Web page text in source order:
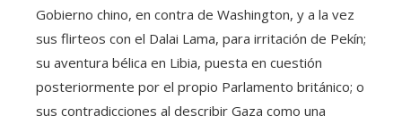
Gobierno chino, en contra de Washington, y a la vez
sus flirteos con el Dalai Lama, para irritación de Pekín;
su aventura bélica en Libia, puesta en cuestión
posteriormente por el propio Parlamento británico; o
sus contradicciones al describir Gaza como una